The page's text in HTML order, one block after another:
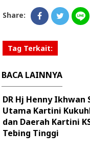
Share:
Tag Terkait:
BACA LAINNYA
DR Hj Henny Ikhwan
Utama Kartini
dan Daerah Kartini
Tebing Tinggi